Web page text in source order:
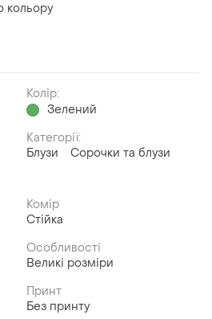
кольору
Колір:
Зелений
Категорії:
Блузи
Сорочки та блузи
Комір
Стійка
Особливості
Великі розміри
Принт
Без принту